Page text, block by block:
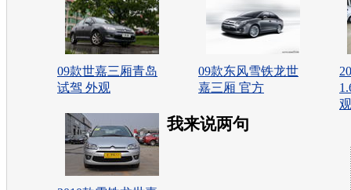
09款世嘉三厢青岛
试驾 外观
09款东风雪铁龙世
嘉三厢 官方
观
我来说两句